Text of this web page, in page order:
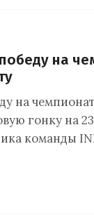
на
на
гонку на
команды